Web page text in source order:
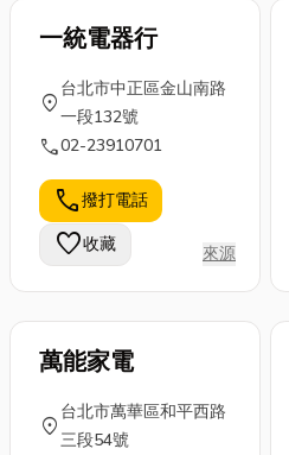
一統電器行
location_on
台北市中正區金山南路
一段132號
call02-23910701
call撥打電話
favorite收藏 來源
萬能家電
location_on
台北市萬華區和平西路
三段54號